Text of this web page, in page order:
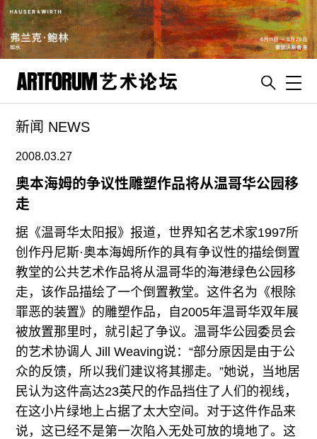
artguide
新闻
展评
杂志
专栏
视频
ENGLISH
ART & EDUCATION
广告
订阅
往期内容
新闻 NEWS
2008.03.27
奥本海姆的争议性雕塑作品将从温哥华公园移
走
据《温哥华太阳报》报道，世界知名艺术家1997所
创作丹尼斯·奥本海姆所作的具有争议性的描绘倒置
教堂的公共艺术作品将从温哥华的海港绿色公园移
走，该作品描绘了一个倒置教堂。这件名为《根除
罪恶的装置》的雕塑作品，自2005年温哥华双年展
被放置那里时，就引起了争议。温哥华公园委员会
的艺术协调人 Jill Weaving说：“部分原因是由于公
众的反馈，所以我们建议将其挪走。”她说，当地居
民认为这件高达23英尺的作品挡住了人们的视线，
在这小片绿地上占据了太大空间。对于这件作品来
说，这已经不是第一次陷入无处可放的境地了。这